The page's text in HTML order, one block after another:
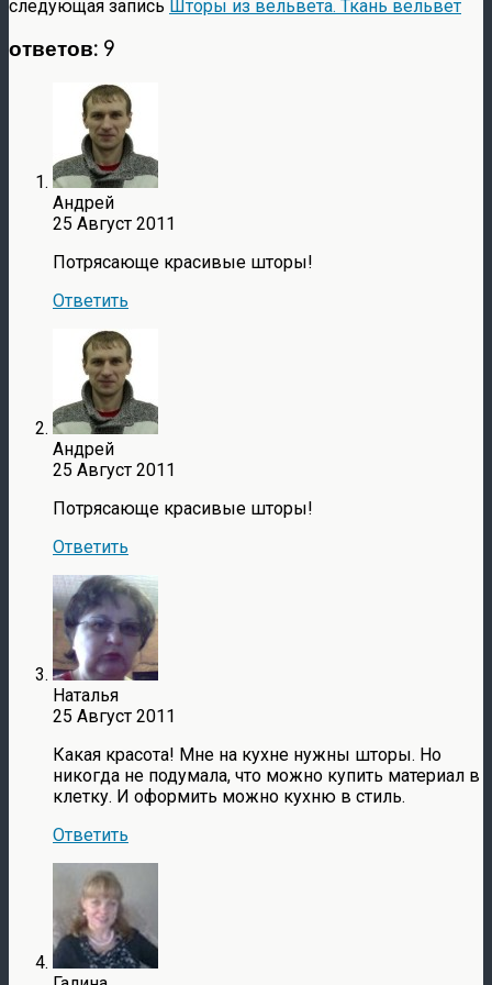
следующая запись Шторы из вельвета. Ткань вельвет
ответов: 9
Андрей
25 Август 2011
Потрясающе красивые шторы!
Ответить
Андрей
25 Август 2011
Потрясающе красивые шторы!
Ответить
Наталья
25 Август 2011
Какая красота! Мне на кухне нужны шторы. Но
никогда не подумала, что можно купить материал в
клетку. И оформить можно кухню в стиль.
Ответить